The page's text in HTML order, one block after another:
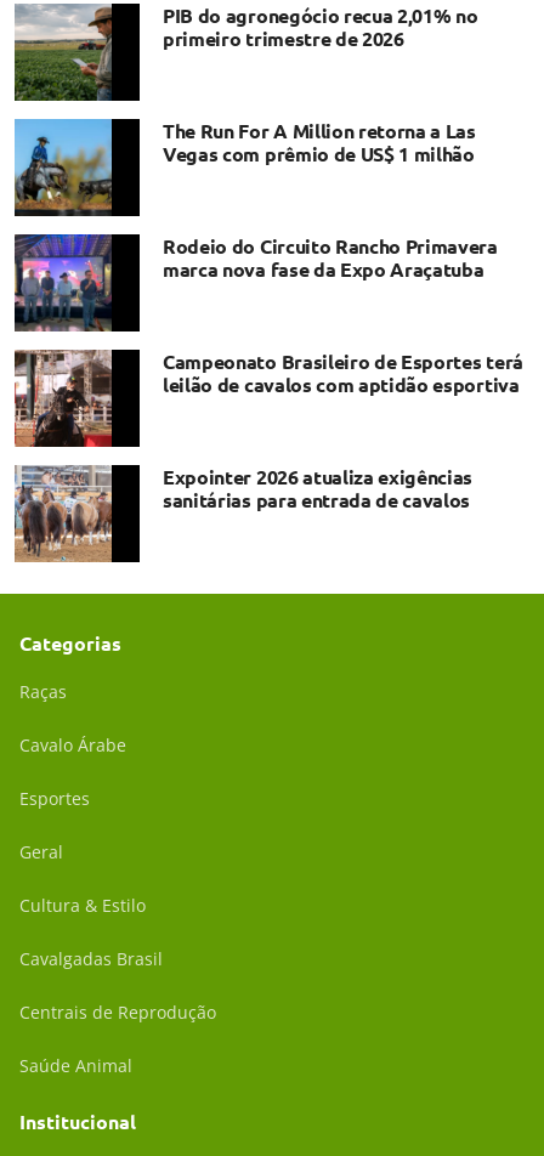
PIB do agronegócio recua 2,01% no
primeiro trimestre de 2026
The Run For A Million retorna a Las
Vegas com prêmio de US$ 1 milhão
Rodeio do Circuito Rancho Primavera
marca nova fase da Expo Araçatuba
Campeonato Brasileiro de Esportes terá
leilão de cavalos com aptidão esportiva
Expointer 2026 atualiza exigências
sanitárias para entrada de cavalos
Categorias
Raças
Cavalo Árabe
Esportes
Geral
Cultura & Estilo
Cavalgadas Brasil
Centrais de Reprodução
Saúde Animal
Institucional